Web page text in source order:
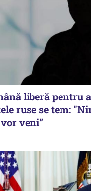
liberă pentru
ruse se tem:
veni”